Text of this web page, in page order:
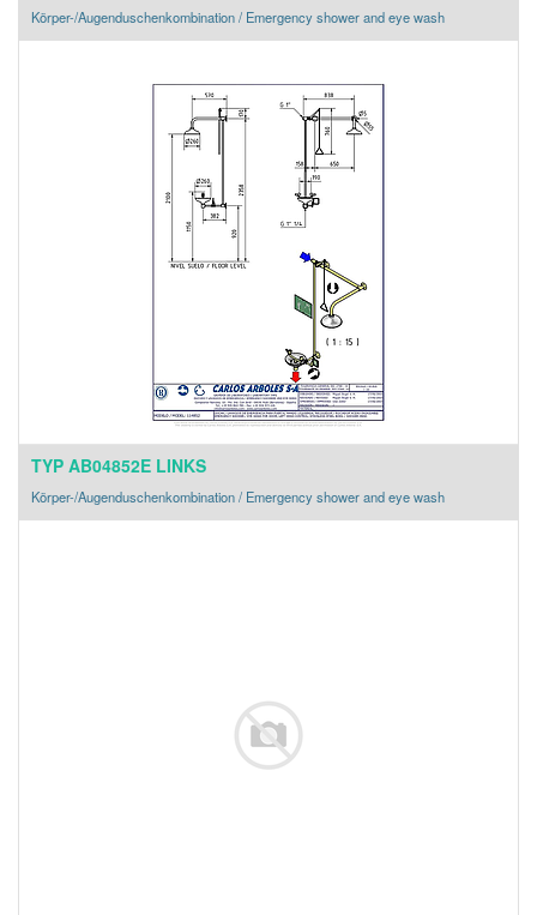
Körper-/Augenduschenkombination / Emergency shower and eye wash
TYP AB04852E LINKS
Körper-/Augenduschenkombination / Emergency shower and eye wash